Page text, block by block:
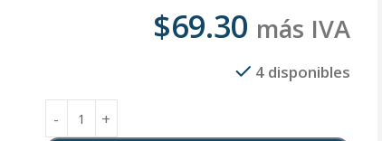
$69.30 más IVA
4 disponibles